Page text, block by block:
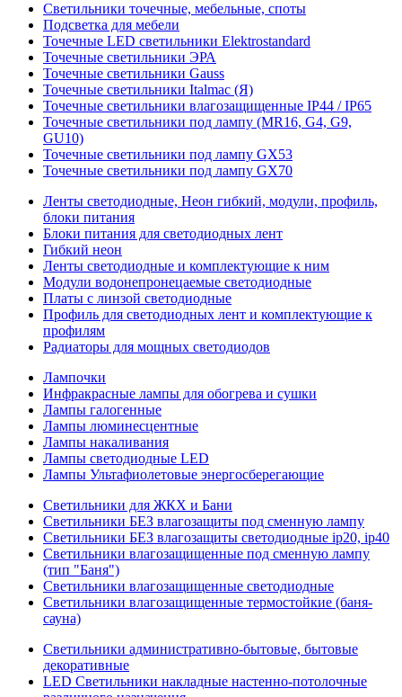
Светильники точечные, мебельные, споты
Подсветка для мебели
Точечные LED светильники Elektrostandard
Точечные светильники ЭРА
Точечные светильники Gauss
Точечные светильники Italmac (Я)
Точечные светильники влагозащищенные IP44 / IP65
Точечные светильники под лампу (MR16, G4, G9,
GU10)
Точечные светильники под лампу GX53
Точечные светильники под лампу GX70
Ленты светодиодные, Неон гибкий, модули, профиль,
блоки питания
Блоки питания для светодиодных лент
Гибкий неон
Ленты светодиодные и комплектующие к ним
Модули водонепронецаемые светодиодные
Платы с линзой светодиодные
Профиль для светодиодных лент и комплектующие к
профилям
Радиаторы для мощных светодиодов
Лампочки
Инфракрасные лампы для обогрева и сушки
Лампы галогенные
Лампы люминесцентные
Лампы накаливания
Лампы светодиодные LED
Лампы Ультафиолетовые энергосберегающие
Светильники для ЖКХ и Бани
Светильники БЕЗ влагозащиты под сменную лампу
Светильники БЕЗ влагозащиты светодиодные ip20, ip40
Светильники влагозащищенные под сменную лампу
(тип "Баня")
Светильники влагозащищенные светодиодные
Светильники влагозащищенные термостойкие (баня-
сауна)
Светильники административно-бытовые, бытовые
декоративные
LED Cветильники накладные настенно-потолочные